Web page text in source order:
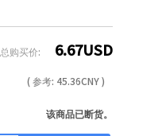
总购买价: 6.67USD
( 参考: 45.36CNY )
该商品已断货。